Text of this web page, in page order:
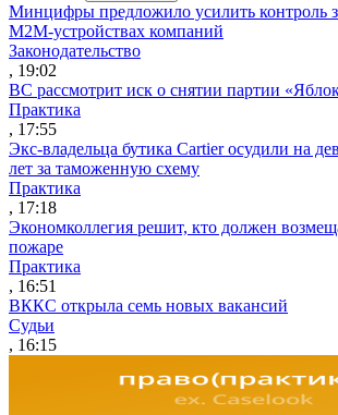
Минцифры предложило усилить контроль
M2M-устройствах компаний
Законодательство
, 19:02
ВС рассмотрит иск о снятии партии
Практика
, 17:55
Экс-владельца бутика Cartier осудили на
лет за таможенную схему
Практика
, 17:18
Экономколлегия решит, кто должен
пожаре
Практика
, 16:51
ВККС открыла семь новых вакансий
Судьи
, 16:15